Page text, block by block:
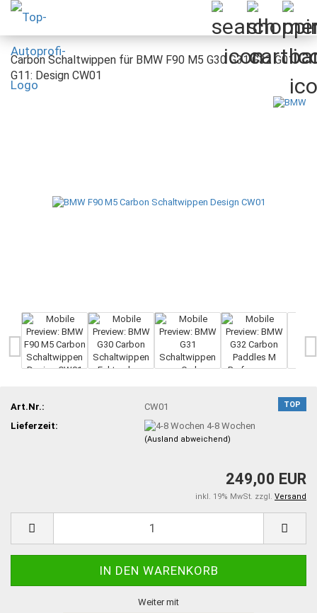
Carbon Schaltwippen für BMW F90 M5 G30 G31 G32 G01
G11: Design CW01
TOP
Art.Nr.:
CW01
Lieferzeit:
4-8 Wochen
(Ausland abweichend)
249,00 EUR
inkl. 19% MwSt. zzgl. Versand
Weiter mit